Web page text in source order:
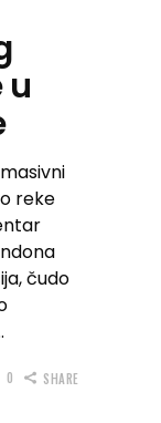
u
reke
čudo
0 SHARE